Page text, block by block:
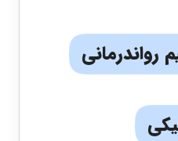
رواندرمانی